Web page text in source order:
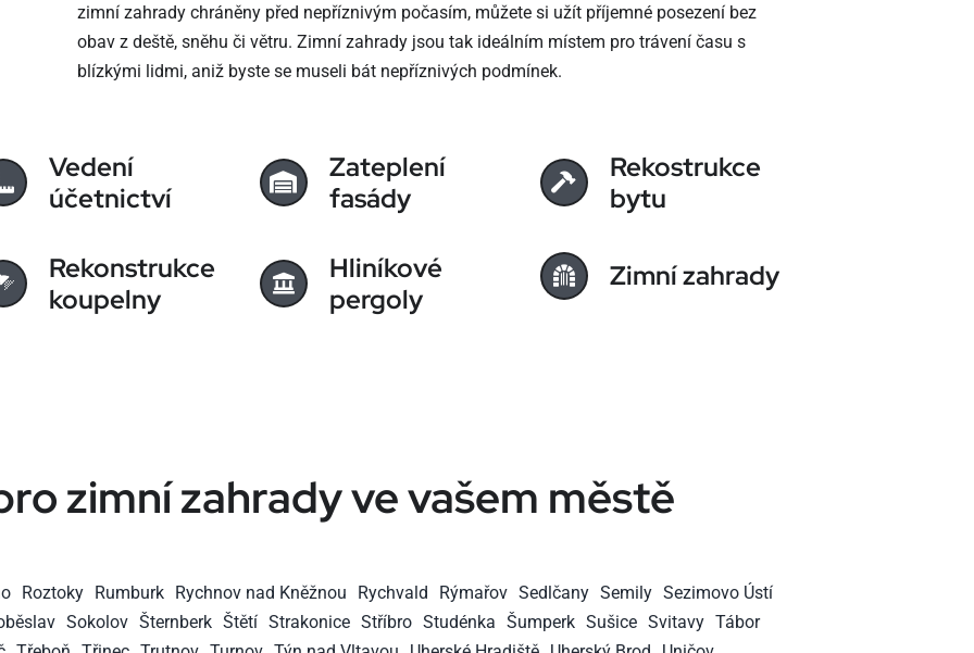
zimní zahrady chráněny před nepříznivým počasím, můžete si užít příjemné posezení bez
obav z deště, sněhu či větru. Zimní zahrady jsou tak ideálním místem pro trávení času s
blízkými lidmi, aniž byste se museli bát nepříznivých podmínek.
Vedení
účetnictví
Zateplení
fasády
Rekostrukce
bytu
Rekonstrukce
koupelny
Hliníkové
pergoly
Zimní zahrady
zimní zahrady ve vašem městě
Roztoky Rumburk Rychnov nad Kněžnou Rychvald Rýmařov Sedlčany Semily Sezimovo Ústí
Sokolov Šternberk Štětí Strakonice Stříbro Studénka Šumperk Sušice Svitavy Tábor